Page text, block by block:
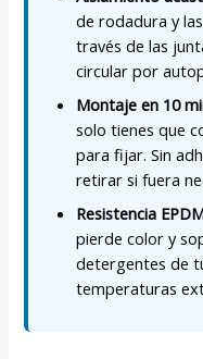
de rodadura y
través de las
circular por
Montaje en 10
solo tienes que
para fijar. Sin
retirar si fuera
Resistencia
pierde color y
detergentes de
temperaturas